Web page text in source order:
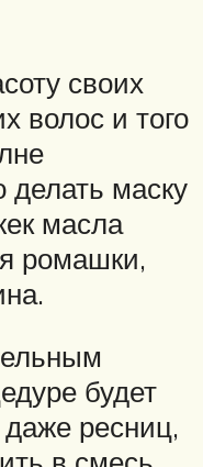
своих
волос и того
делать маску
масла
ромашки,
будет
ресниц,